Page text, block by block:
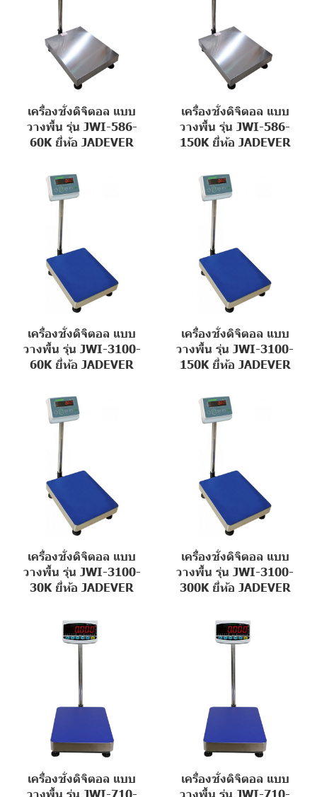
เครื่องชั่งดิจิตอล แบบ
วางพื้น รุ่น JWI-586-
60K ยี่ห้อ JADEVER
เครื่องชั่งดิจิตอล แบบ
วางพื้น รุ่น JWI-586-
150K ยี่ห้อ JADEVER
เครื่องชั่งดิจิตอล แบบ
วางพื้น รุ่น JWI-3100-
60K ยี่ห้อ JADEVER
เครื่องชั่งดิจิตอล แบบ
วางพื้น รุ่น JWI-3100-
150K ยี่ห้อ JADEVER
เครื่องชั่งดิจิตอล แบบ
วางพื้น รุ่น JWI-3100-
30K ยี่ห้อ JADEVER
เครื่องชั่งดิจิตอล แบบ
วางพื้น รุ่น JWI-3100-
300K ยี่ห้อ JADEVER
เครื่องชั่งดิจิตอล แบบ
วางพื้น รุ่น JWI-710-
เครื่องชั่งดิจิตอล แบบ
วางพื้น รุ่น JWI-710-